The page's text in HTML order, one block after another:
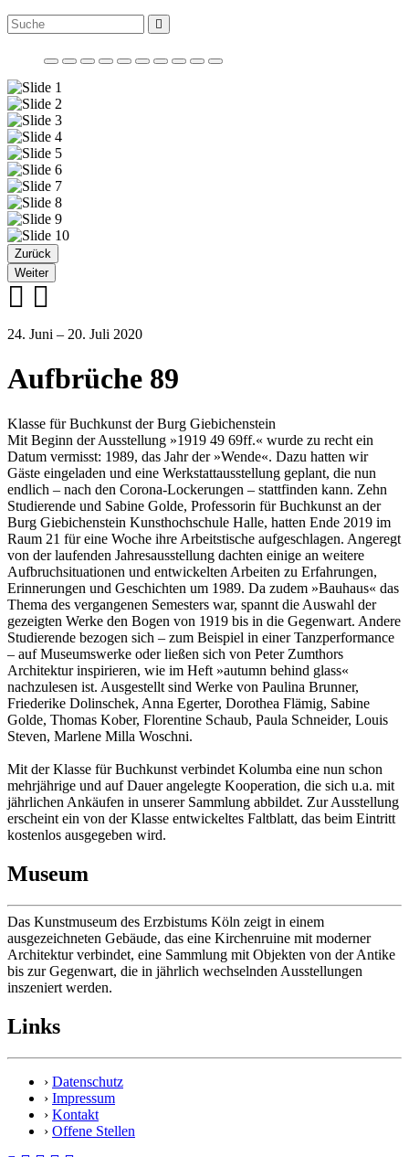
Zurück
Weiter
24. Juni – 20. Juli 2020
Aufbrüche 89
Klasse für Buchkunst der Burg Giebichenstein
Mit Beginn der Ausstellung »1919 49 69ff.« wurde zu recht ein
Datum vermisst: 1989, das Jahr der »Wende«. Dazu hatten wir
Gäste eingeladen und eine Werkstattausstellung geplant, die nun
endlich – nach den Corona-Lockerungen – stattfinden kann. Zehn
Studierende und Sabine Golde, Professorin für Buchkunst an der
Burg Giebichenstein Kunsthochschule Halle, hatten Ende 2019 im
Raum 21 für eine Woche ihre Arbeitstische aufgeschlagen. Angeregt
von der laufenden Jahresausstellung dachten einige an weitere
Aufbruchsituationen und entwickelten Arbeiten zu Erfahrungen,
Erinnerungen und Geschichten um 1989. Da zudem »Bauhaus« das
Thema des vergangenen Semesters war, spannt die Auswahl der
gezeigten Werke den Bogen von 1919 bis in die Gegenwart. Andere
Studierende bezogen sich – zum Beispiel in einer Tanzperformance
– auf Museumswerke oder ließen sich von Peter Zumthors
Architektur inspirieren, wie im Heft »autumn behind glass«
nachzulesen ist. Ausgestellt sind Werke von Paulina Brunner,
Friederike Dolinschek, Anna Egerter, Dorothea Flämig, Sabine
Golde, Thomas Kober, Florentine Schaub, Paula Schneider, Louis
Steven, Marlene Milla Woschni.
Mit der Klasse für Buchkunst verbindet Kolumba eine nun schon
mehrjährige und auf Dauer angelegte Kooperation, die sich u.a. mit
jährlichen Ankäufen in unserer Sammlung abbildet. Zur Ausstellung
erscheint ein von der Klasse entwickeltes Faltblatt, das beim Eintritt
kostenlos ausgegeben wird.
Museum
Das Kunstmuseum des Erzbistums Köln zeigt in einem
ausgezeichneten Gebäude, das eine Kirchenruine mit moderner
Architektur verbindet, eine Sammlung mit Objekten von der Antike
bis zur Gegenwart, die in jährlich wechselnden Ausstellungen
inszeniert werden.
Links
› Datenschutz
› Impressum
› Kontakt
› Offene Stellen